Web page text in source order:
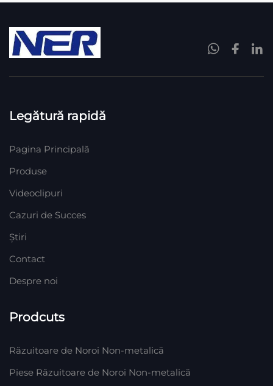
Legătură rapidă
Pagina Principală
Produse
Videoclipuri
Cazuri de Succes
Știri
Contact
Despre noi
Prodcuts
Răzuitoare de Noroi Non-metalică
Piese Răzuitoare de Noroi Non-metalică